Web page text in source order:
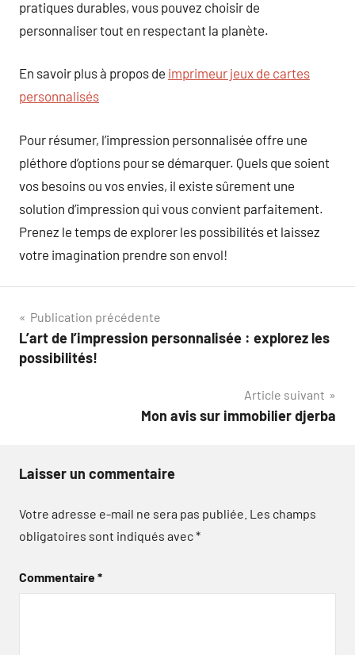
pratiques durables, vous pouvez choisir de
personnaliser tout en respectant la planète.
En savoir plus à propos de imprimeur jeux de cartes
personnalisés
Pour résumer, l’impression personnalisée offre une
pléthore d’options pour se démarquer. Quels que soient
vos besoins ou vos envies, il existe sûrement une
solution d’impression qui vous convient parfaitement.
Prenez le temps de explorer les possibilités et laissez
votre imagination prendre son envol!
Navigation
de
Publication précédente
L’art de l’impression personnalisée : explorez les
possibilités!
Article suivant
Mon avis sur immobilier djerba
Laisser un commentaire
Votre adresse e-mail ne sera pas publiée. Les champs
obligatoires sont indiqués avec*
Commentaire*